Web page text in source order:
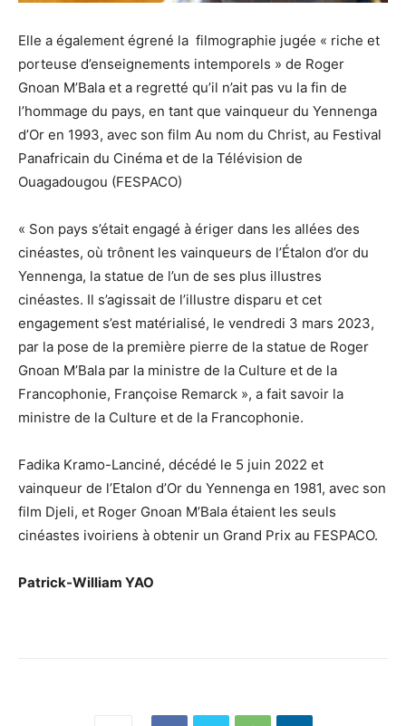
Elle a également égrené la filmographie jugée « riche et
porteuse d’enseignements intemporels » de Roger
Gnoan M’Bala et a regretté qu’il n’ait pas vu la fin de
l’hommage du pays, en tant que vainqueur du Yennenga
d’Or en 1993, avec son film Au nom du Christ, au Festival
Panafricain du Cinéma et de la Télévision de
Ouagadougou (FESPACO)
« Son pays s’était engagé à ériger dans les allées des
cinéastes, où trônent les vainqueurs de l’Étalon d’or du
Yennenga, la statue de l’un de ses plus illustres
cinéastes. Il s’agissait de l’illustre disparu et cet
engagement s’est matérialisé, le vendredi 3 mars 2023,
par la pose de la première pierre de la statue de Roger
Gnoan M’Bala par la ministre de la Culture et de la
Francophonie, Françoise Remarck », a fait savoir la
ministre de la Culture et de la Francophonie.
Fadika Kramo-Lanciné, décédé le 5 juin 2022 et
vainqueur de l’Etalon d’Or du Yennenga en 1981, avec son
film Djeli, et Roger Gnoan M’Bala étaient les seuls
cinéastes ivoiriens à obtenir un Grand Prix au FESPACO.
Patrick-William YAO